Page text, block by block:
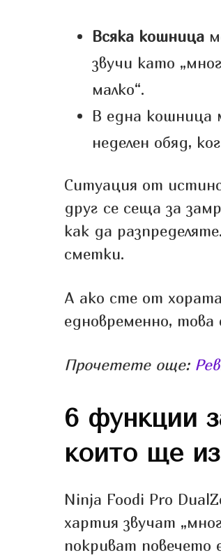
Всяка кошница
звучи като
малко“.
В една кошница
неделен обяд,
Ситуация от
друг се сеща за
как да
сметки.
А ако сте от
едновременно,
Прочетете още:
6 функции
които ще
Ninja Foodi Pro
хартия звучат
покриват повечето